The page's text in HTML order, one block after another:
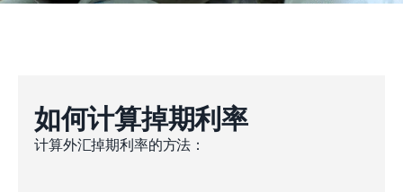
如何计算掉期利率
计算外汇掉期利率的方法：